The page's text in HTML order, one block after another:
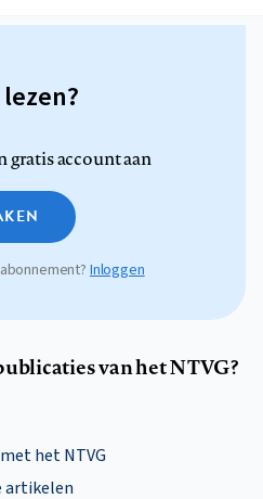
gratis account aan
Inloggen
van het NTVG?
het NTVG
artikelen